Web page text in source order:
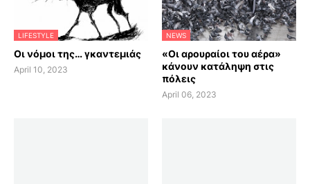
LIFESTYLE
Οι νόμοι της… γκαντεμιάς
April 10, 2023
NEWS
«Οι αρουραίοι του αέρα»
κάνουν κατάληψη στις
πόλεις
April 06, 2023